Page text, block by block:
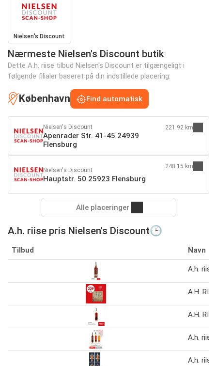
Nielsen's Discount
Nærmeste Nielsen's Discount butik
Dette A.h. riise tilbud Nielsen's Discount er tilgængeligt i
følgende filialer baseret på din indstillede placering:
København Find automatisk
Nielsen's Discount
Apenrader Str. 41-45 24939
Flensburg
221.92 km
Nielsen's Discount
Hauptstr. 50 25923 Flensburg
248.15 km
Alle placeringer
A.h. riise pris Nielsen's Discount🕒
Tilbud Navn
A.h. riise
A.H.
A.H.
A.h. riise
A.h. riise